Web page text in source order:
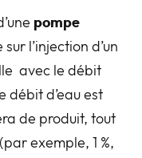
pompe
sur l’injection d’un
avec le débit
débit d’eau est
de produit, tout
exemple, 1 %,